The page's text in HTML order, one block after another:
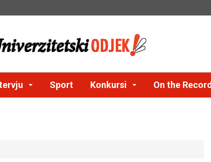
Sport Konkursi On the Record